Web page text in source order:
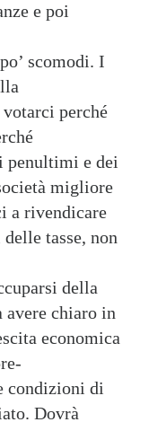
e poi
scomodi. I
perché
penultimi e dei
migliore
a rivendicare
tasse, non
della
avere chiaro in
economica
condizioni di
Dovrà